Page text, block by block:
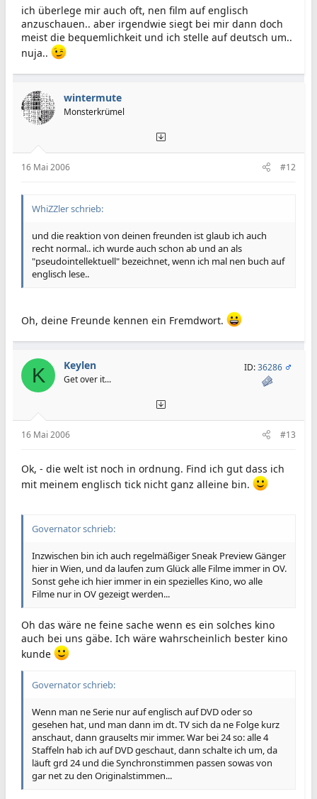
ich überlege mir auch oft, nen film auf englisch
anzuschauen.. aber irgendwie siegt bei mir dann doch
meist die bequemlichkeit und ich stelle auf deutsch um..
nuja..
wintermute
Monsterkrümel
16 Mai 2006 #12
WhiZZler schrieb:
und die reaktion von deinen freunden ist glaub ich auch
recht normal.. ich wurde auch schon ab und an als
"pseudointellektuell" bezeichnet, wenn ich mal nen buch auf
englisch lese..
Oh, deine Freunde kennen ein Fremdwort.
K Keylen
Get over it...
ID:36286
16 Mai 2006 #13
Ok, - die welt ist noch in ordnung. Find ich gut dass ich
mit meinem englisch tick nicht ganz alleine bin.
Governator schrieb:
Inzwischen bin ich auch regelmäßiger Sneak Preview Gänger
hier in Wien, und da laufen zum Glück alle Filme immer in OV.
Sonst gehe ich hier immer in ein spezielles Kino, wo alle
Filme nur in OV gezeigt werden...
Oh das wäre ne feine sache wenn es ein solches kino
auch bei uns gäbe. Ich wäre wahrscheinlich bester kino
kunde
Governator schrieb:
Wenn man ne Serie nur auf englisch auf DVD oder so
gesehen hat, und man dann im dt. TV sich da ne Folge kurz
anschaut, dann grauselts mir immer. War bei 24 so: alle 4
Staffeln hab ich auf DVD geschaut, dann schalte ich um, da
läuft grd 24 und die Synchronstimmen passen sowas von
gar net zu den Originalstimmen...